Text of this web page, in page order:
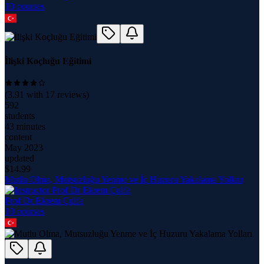
10 courses
İlişki Koçluğu Eğitimi
(3.91 with 17 reviews)
592
students
43 minutes
content
May 2023
updated
$14.99
Mutlu Olma, Mutsuzluğu Yenme ve İç Huzuru Yakalama Yolları
Prof Dr Ekrem Çulfa
10 courses